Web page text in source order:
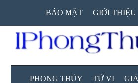
main
content
secondary
menu
primary
sidebar
BẢO MẬT GIỚI THIỆU
PHONG THỦY TỬ VI